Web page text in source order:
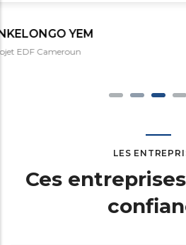
Mathias FONGANG
LES
Ces